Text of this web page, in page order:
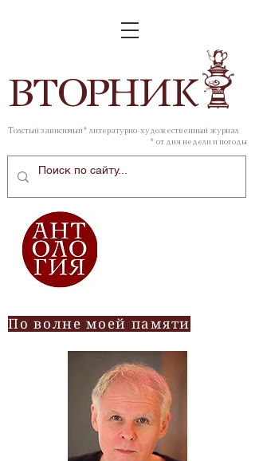
ВТОРНИК
Толстый зависимый* литературно-художественный журнал
* от дня недели и погоды
По волне моей памяти